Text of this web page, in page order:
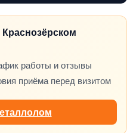
работы и отзывы
приёма перед визитом